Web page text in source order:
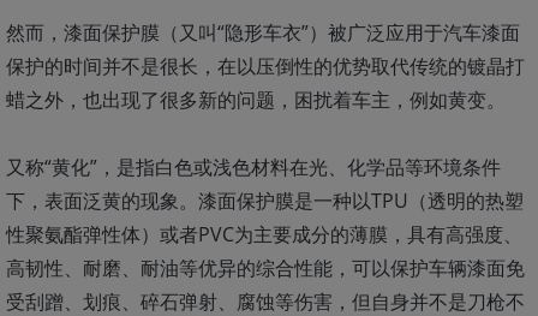
然而，漆面保护膜（又叫“隐形车衣”）被广泛应用于汽车漆面
保护的时间并不是很长，在以压倒性的优势取代传统的镀晶打
蜡之外，也出现了很多新的问题，困扰着车主，例如黄变。
又称“黄化”，是指白色或浅色材料在光、化学品等环境条件
下，表面泛黄的现象。漆面保护膜是一种以TPU（透明的热塑
性聚氨酯弹性体）或者PVC为主要成分的薄膜，具有高强度、
高韧性、耐磨、耐油等优异的综合性能，可以保护车辆漆面免
受刮蹭、划痕、碎石弹射、腐蚀等伤害，但自身并不是刀枪不